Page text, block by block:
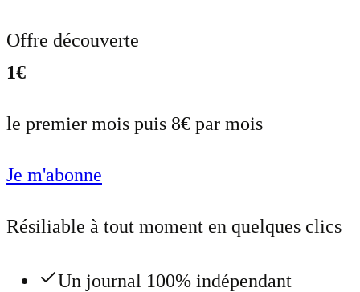
Offre découverte
1€
le premier mois puis 8€ par mois
Je m'abonne
Résiliable à tout moment en quelques clics
Un journal 100% indépendant